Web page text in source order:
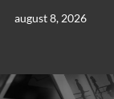
august 8, 2026